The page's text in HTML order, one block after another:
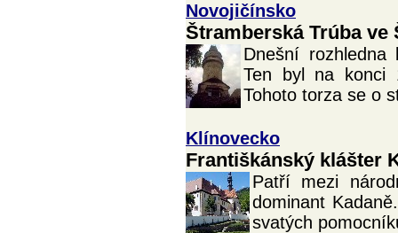
Novojičínsko
Štramberská Trúba ve
Dnešní
Ten byl na konci
Tohoto torza se o
Klínovecko
Františkánský klášter
Patří mezi
dominant
svatých